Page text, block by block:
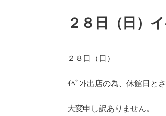
２８日（日）
２８日（日）
ｲﾍﾞﾝﾄ出店の為、休館日と
大変申し訳ありません。